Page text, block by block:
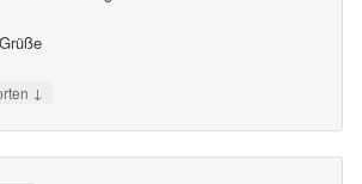
↓